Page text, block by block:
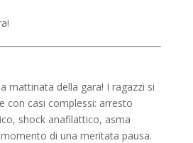
mattinata della gara! I ragazzi si
con casi complessi: arresto
shock anafilattico, asma
di una meritata pausa.